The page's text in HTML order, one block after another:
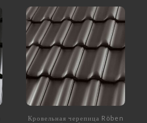
Кровельная черепица Röben